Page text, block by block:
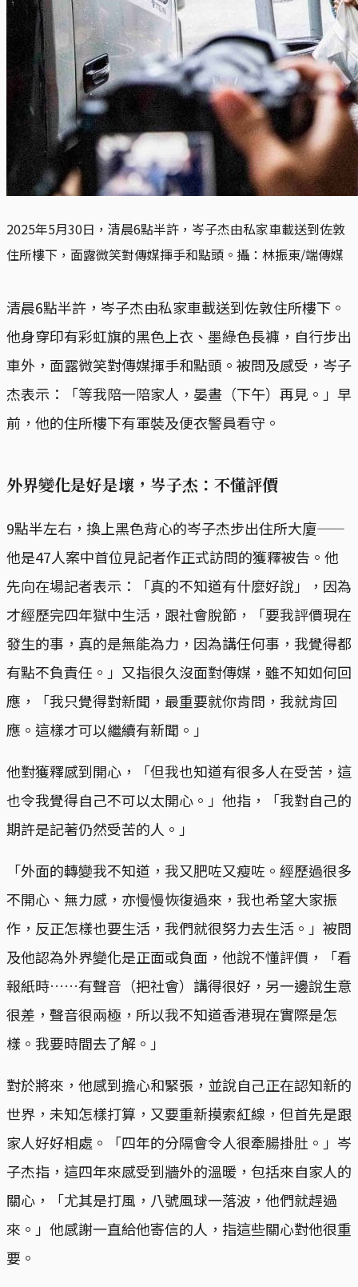
2025年5月30日，清晨6點半許，岑子杰由私家車載送到佐敦
住所樓下，面露微笑對傳媒揮手和點頭。攝：林振東/端傳媒
清晨6點半許，岑子杰由私家車載送到佐敦住所樓下。
他身穿印有彩虹旗的黑色上衣、墨綠色長褲，自行步出
車外，面露微笑對傳媒揮手和點頭。被問及感受，岑子
杰表示：「等我陪一陪家人，晏晝（下午）再見。」早
前，他的住所樓下有軍裝及便衣警員看守。
外界變化是好是壞，岑子杰：不懂評價
9點半左右，換上黑色背心的岑子杰步出住所大廈——
他是47人案中首位見記者作正式訪問的獲釋被告。他
先向在場記者表示：「真的不知道有什麼好說」，因為
才經歷完四年獄中生活，跟社會脫節，「要我評價現在
發生的事，真的是無能為力，因為講任何事，我覺得都
有點不負責任。」又指很久沒面對傳媒，雖不知如何回
應，「我只覺得對新聞，最重要就你肯問，我就肯回
應。這樣才可以繼續有新聞。」
他對獲釋感到開心，「但我也知道有很多人在受苦，這
也令我覺得自己不可以太開心。」他指，「我對自己的
期許是記著仍然受苦的人。」
「外面的轉變我不知道，我又肥咗又瘦咗。經歷過很多
不開心、無力感，亦慢慢恢復過來，我也希望大家振
作，反正怎樣也要生活，我們就很努力去生活。」被問
及他認為外界變化是正面或負面，他說不懂評價，「看
報紙時……有聲音（把社會）講得很好，另一邊說生意
很差，聲音很兩極，所以我不知道香港現在實際是怎
樣。我要時間去了解。」
對於將來，他感到擔心和緊張，並說自己正在認知新的
世界，未知怎樣打算，又要重新摸索紅線，但首先是跟
家人好好相處。「四年的分隔會令人很牽腸掛肚。」岑
子杰指，這四年來感受到牆外的溫暖，包括來自家人的
關心，「尤其是打風，八號風球一落波，他們就趕過
來。」他感謝一直給他寄信的人，指這些關心對他很重
要。